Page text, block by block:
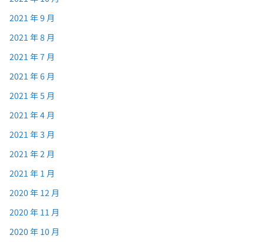
2021 年 9 月
2021 年 8 月
2021 年 7 月
2021 年 6 月
2021 年 5 月
2021 年 4 月
2021 年 3 月
2021 年 2 月
2021 年 1 月
2020 年 12 月
2020 年 11 月
2020 年 10 月